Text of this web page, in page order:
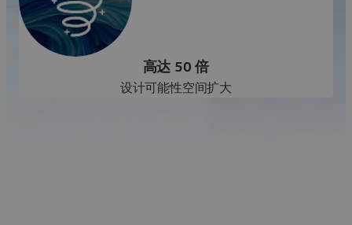
高达 50 倍
设计可能性空间扩大